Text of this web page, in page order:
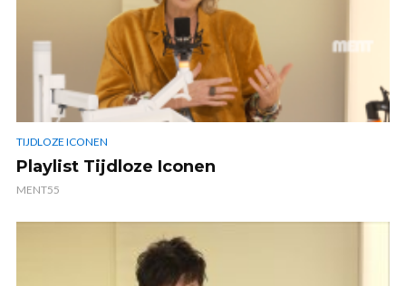
TIJDLOZE ICONEN
Playlist Tijdloze Iconen
MENT55